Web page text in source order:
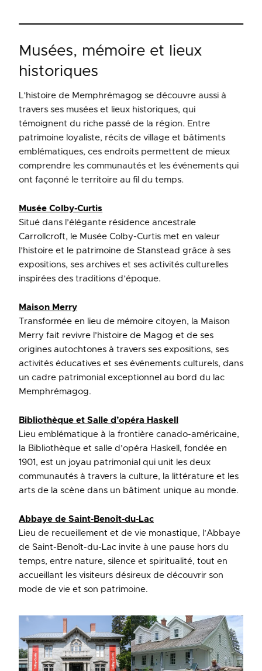
Musées, mémoire et lieux
historiques
L’histoire de Memphrémagog se découvre aussi à
travers ses musées et lieux historiques, qui
témoignent du riche passé de la région. Entre
patrimoine loyaliste, récits de village et bâtiments
emblématiques, ces endroits permettent de mieux
comprendre les communautés et les événements qui
ont façonné le territoire au fil du temps.
Musée Colby-Curtis
Situé dans l’élégante résidence ancestrale
Carrollcroft, le Musée Colby-Curtis met en valeur
l’histoire et le patrimoine de Stanstead grâce à ses
expositions, ses archives et ses activités culturelles
inspirées des traditions d’époque.
Maison Merry
Transformée en lieu de mémoire citoyen, la Maison
Merry fait revivre l’histoire de Magog et de ses
origines autochtones à travers ses expositions, ses
activités éducatives et ses événements culturels, dans
un cadre patrimonial exceptionnel au bord du lac
Memphrémagog.
Bibliothèque et Salle d’opéra Haskell
Lieu emblématique à la frontière canado-américaine,
la Bibliothèque et salle d’opéra Haskell, fondée en
1901, est un joyau patrimonial qui unit les deux
communautés à travers la culture, la littérature et les
arts de la scène dans un bâtiment unique au monde.
Abbaye de Saint-Benoît-du-Lac
Lieu de recueillement et de vie monastique, l’Abbaye
de Saint-Benoît-du-Lac invite à une pause hors du
temps, entre nature, silence et spiritualité, tout en
accueillant les visiteurs désireux de découvrir son
mode de vie et son patrimoine.